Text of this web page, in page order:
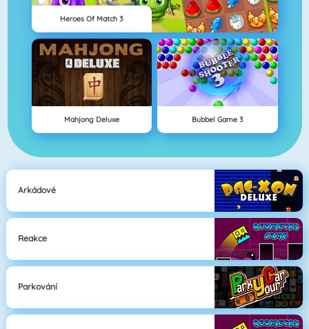
Heroes Of Match 3
Mahjong Deluxe Bubbel Game 3
Arkádové
Reakce
Parkování